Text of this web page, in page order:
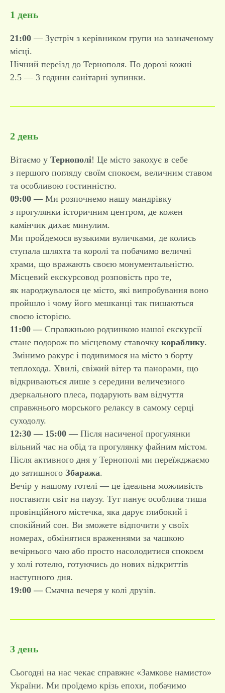
1 день
21:00 — Зустріч з керівником групи на зазначеному
місці.
Нічний переїзд до Тернополя. По дорозі кожні
2.5 — 3 години санітарні зупинки.
2 день
Вітаємо у Тернополі! Це місто закохує в себе
з першого погляду своїм спокоєм, величним ставом
та особливою гостинністю.
09:00 — Ми розпочнемо нашу мандрівку
з прогулянки історичним центром, де кожен
камінчик дихає минулим.
Ми пройдемося вузькими вуличками, де колись
ступала шляхта та королі та побачимо величні
храми, що вражають своєю монументальністю.
Місцевий екскурсовод розповість про те,
як народжувалося це місто, які випробування воно
пройшло і чому його мешканці так пишаються
своєю історією.
11:00 — Справжньою родзинкою нашої екскурсії
стане подорож по місцевому ставочку кораблику.
Змінимо ракурс і подивимося на місто з борту
теплохода. Хвилі, свіжий вітер та панорами, що
відкриваються лише з середини величезного
дзеркального плеса, подарують вам відчуття
справжнього морського релаксу в самому серці
суходолу.
12:30 — 15:00 — Після насиченої прогулянки
вільний час на обід та прогулянку файним містом.
Після активного дня у Тернополі ми переїжджаємо
до затишного Збаража.
Вечір у нашому готелі — це ідеальна можливість
поставити світ на паузу. Тут панує особлива тиша
провінційного містечка, яка дарує глибокий і
спокійний сон. Ви зможете відпочити у своїх
номерах, обмінятися враженнями за чашкою
вечірнього чаю або просто насолодитися спокоєм
у холі готелю, готуючись до нових відкриттів
наступного дня.
19:00 — Смачна вечеря у колі друзів.
3 день
Сьогодні на нас чекає справжнє «Замкове намисто»
України. Ми проїдемо крізь епохи, побачимо